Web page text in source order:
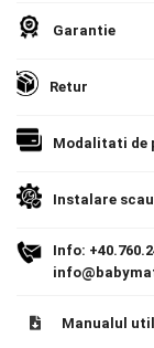
Garantie
Retur
Modalitati de
Instalare
Info:
Manualul